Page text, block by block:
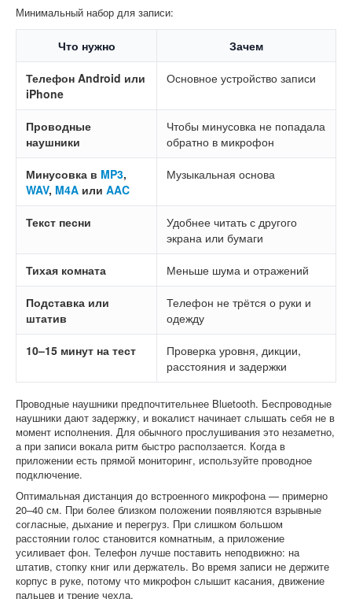
Минимальный набор для записи:
Что нужно Зачем
Телефон Android или
iPhone
Основное устройство записи
Проводные
наушники
Чтобы минусовка не попадала
обратно в микрофон
Минусовка в MP3,
WAV, M4A или AAC
Музыкальная основа
Текст песни
Удобнее читать с другого
экрана или бумаги
Тихая комната Меньше шума и отражений
Подставка или
штатив
Телефон не трётся о руки и
одежду
10–15 минут на тест
Проверка уровня, дикции,
расстояния и задержки
Проводные наушники предпочтительнее Bluetooth. Беспроводные
наушники дают задержку, и вокалист начинает слышать себя не в
момент исполнения. Для обычного прослушивания это незаметно,
а при записи вокала ритм быстро расползается. Когда в
приложении есть прямой мониторинг, используйте проводное
подключение.
Оптимальная дистанция до встроенного микрофона — примерно
20–40 см. При более близком положении появляются взрывные
согласные, дыхание и перегруз. При слишком большом
расстоянии голос становится комнатным, а приложение
усиливает фон. Телефон лучше поставить неподвижно: на
штатив, стопку книг или держатель. Во время записи не держите
корпус в руке, потому что микрофон слышит касания, движение
пальцев и трение чехла.